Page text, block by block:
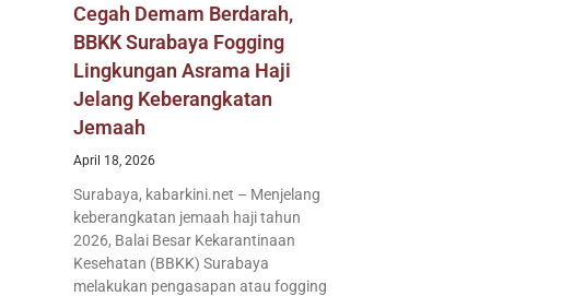
Cegah Demam Berdarah,
BBKK Surabaya Fogging
Lingkungan Asrama Haji
Jelang Keberangkatan
Jemaah
April 18, 2026
Surabaya, kabarkini.net – Menjelang
keberangkatan jemaah haji tahun
2026, Balai Besar Kekarantinaan
Kesehatan (BBKK) Surabaya
melakukan pengasapan atau fogging